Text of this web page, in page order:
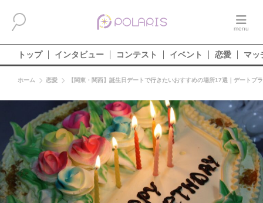
トップ インタビュー コンテスト イベント 恋愛 マッ
ホーム 恋愛 【関東・関西】誕生日デートで行きたいおすすめの場所17選｜デートプ